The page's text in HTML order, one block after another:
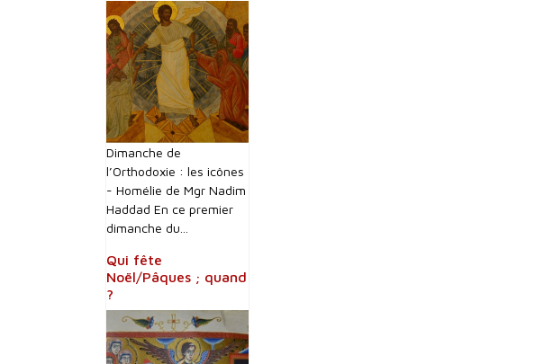
Dimanche de
l’Orthodoxie : les icônes
- Homélie de Mgr Nadim
Haddad En ce premier
dimanche du...
Qui fête
Noël/Pâques ; quand
?